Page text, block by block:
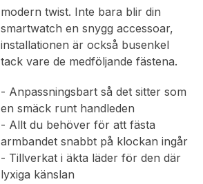
modern twist. Inte bara blir din
smartwatch en snygg accessoar,
installationen är också busenkel
tack vare de medföljande fästena.
- Anpassningsbart så det sitter som
en smäck runt handleden
- Allt du behöver för att fästa
armbandet snabbt på klockan ingår
- Tillverkat i äkta läder för den där
lyxiga känslan